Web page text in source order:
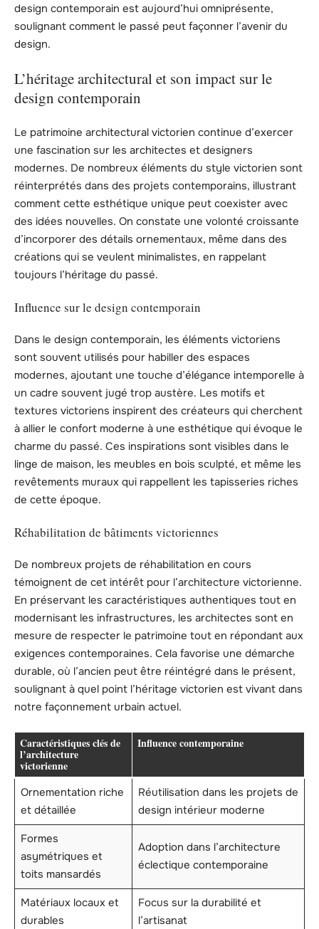
design contemporain est aujourd’hui omniprésente,
soulignant comment le passé peut façonner l’avenir du
design.
L’héritage architectural et son impact sur le
design contemporain
Le patrimoine architectural victorien continue d’exercer
une fascination sur les architectes et designers
modernes. De nombreux éléments du style victorien sont
réinterprétés dans des projets contemporains, illustrant
comment cette esthétique unique peut coexister avec
des idées nouvelles. On constate une volonté croissante
d’incorporer des détails ornementaux, même dans des
créations qui se veulent minimalistes, en rappelant
toujours l’héritage du passé.
Influence sur le design contemporain
Dans le design contemporain, les éléments victoriens
sont souvent utilisés pour habiller des espaces
modernes, ajoutant une touche d’élégance intemporelle à
un cadre souvent jugé trop austère. Les motifs et
textures victoriens inspirent des créateurs qui cherchent
à allier le confort moderne à une esthétique qui évoque le
charme du passé. Ces inspirations sont visibles dans le
linge de maison, les meubles en bois sculpté, et même les
revêtements muraux qui rappellent les tapisseries riches
de cette époque.
Réhabilitation de bâtiments victoriennes
De nombreux projets de réhabilitation en cours
témoignent de cet intérêt pour l’architecture victorienne.
En préservant les caractéristiques authentiques tout en
modernisant les infrastructures, les architectes sont en
mesure de respecter le patrimoine tout en répondant aux
exigences contemporaines. Cela favorise une démarche
durable, où l’ancien peut être réintégré dans le présent,
soulignant à quel point l’héritage victorien est vivant dans
notre façonnement urbain actuel.
Caractéristiques clés de
l’architecture
victorienne
Influence contemporaine
Ornementation riche
et détaillée
Réutilisation dans les projets de
design intérieur moderne
Formes
asymétriques et
toits mansardés
Adoption dans l’architecture
éclectique contemporaine
Matériaux locaux et
durables
Focus sur la durabilité et
l’artisanat